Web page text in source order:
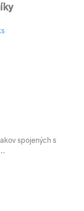
spojených s